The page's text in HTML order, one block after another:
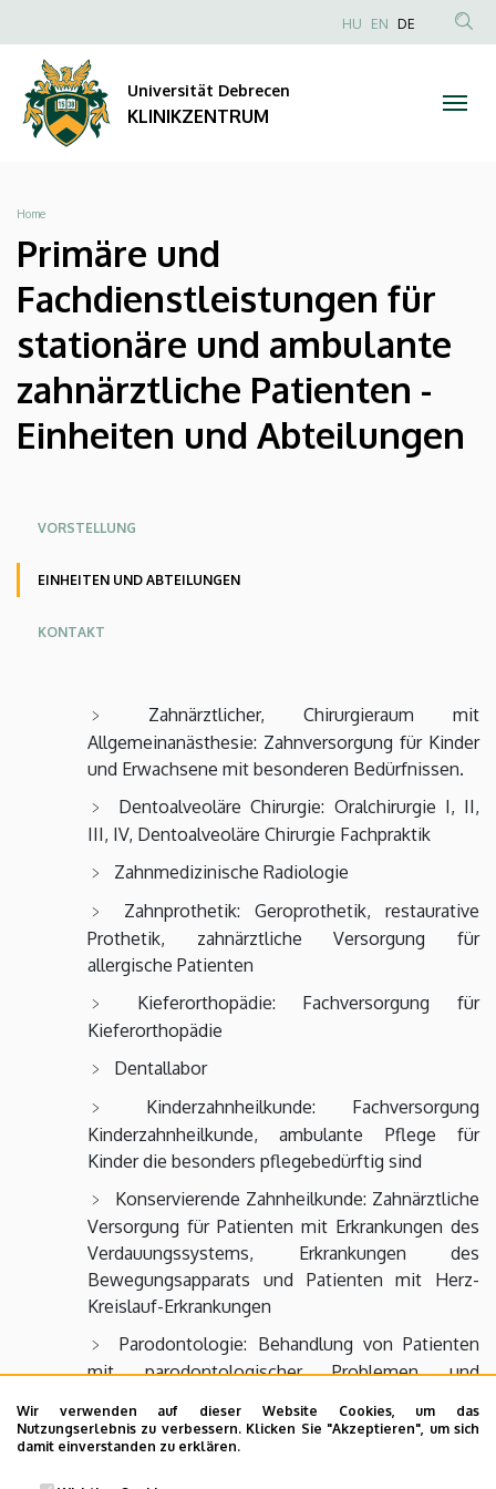
Wir verwenden auf dieser Website Cookies, um das
Nutzungserlebnis zu verbessern. Klicken Sie "Akzeptieren", um sich
damit einverstanden zu erklären.
und
Fachdienstleistungen
stationäre
und
ambulante
zahnärztliche
Patienten
und
Abteilungen
zum
Inhalt
Anonim
HU EN DE
Universität Debrecen
KLINIKZENTRUM
Breadcrumb
Home
Primäre und
Fachdienstleistungen für
stationäre und ambulante
zahnärztliche Patienten -
Einheiten und Abteilungen
Oldalmenü
KK
Oldalmenü
KK
Angol
Oldalmenü
KK
Német
VORSTELLUNG
EINHEITEN UND ABTEILUNGEN
KONTAKT
Zahnärztlicher, Chirurgieraum mit
Allgemeinanästhesie: Zahnversorgung für Kinder
und Erwachsene mit besonderen Bedürfnissen.
Dentoalveoläre Chirurgie: Oralchirurgie I, II,
III, IV, Dentoalveoläre Chirurgie Fachpraktik
Zahnmedizinische Radiologie
Zahnprothetik: Geroprothetik, restaurative
Prothetik, zahnärztliche Versorgung für
allergische Patienten
Kieferorthopädie: Fachversorgung für
Kieferorthopädie
Dentallabor
Kinderzahnheilkunde: Fachversorgung
Kinderzahnheilkunde, ambulante Pflege für
Kinder die besonders pflegebedürftig sind
Konservierende Zahnheilkunde: Zahnärztliche
Versorgung für Patienten mit Erkrankungen des
Verdauungssystems, Erkrankungen des
Bewegungsapparats und Patienten mit Herz-
Kreislauf-Erkrankungen
Parodontologie: Behandlung von Patienten
mit parodontologischer Problemen und
zahnärztliche Versorgung von Patienten mit
immunologischer Erkrankungen.